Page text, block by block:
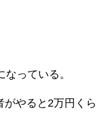
っている。
がやると2万円くら